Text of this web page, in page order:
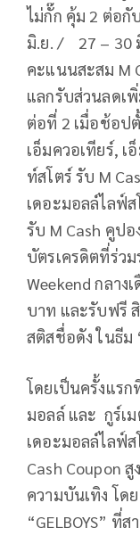
ไม่กั๊ก คุ้ม 2 ต่อกั
มิ.ย. / 27 – 30
คะแนนสะสม M
แลกรับส่วนลดเ
ต่อที่ 2 เมื่อช้อป
เอ็มควอเทียร์,
ท์สโตร์ รับ M
เดอะมอลล์ไลฟ์
รับ M Cash คูป
บัตรเครดิตที่ร่วม
Weekend กลาง
บาท และรับฟรี
สติสชื่อดัง ในธีม
โดยเป็นครั้งแรก
มอลล์ และ กูร์เ
เดอะมอลล์ไลฟ์
Cash Coupon
ความบันเทิง โด
“GELBOYS” ที่